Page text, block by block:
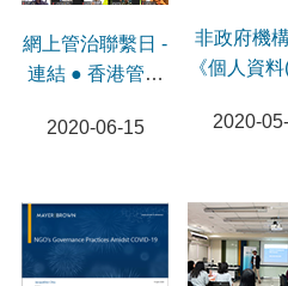
網上管治聯繫日 -
連結 ● 香港管理
技管理研究社
2020-06-15
非政府機
《個人資料
討會
2020-